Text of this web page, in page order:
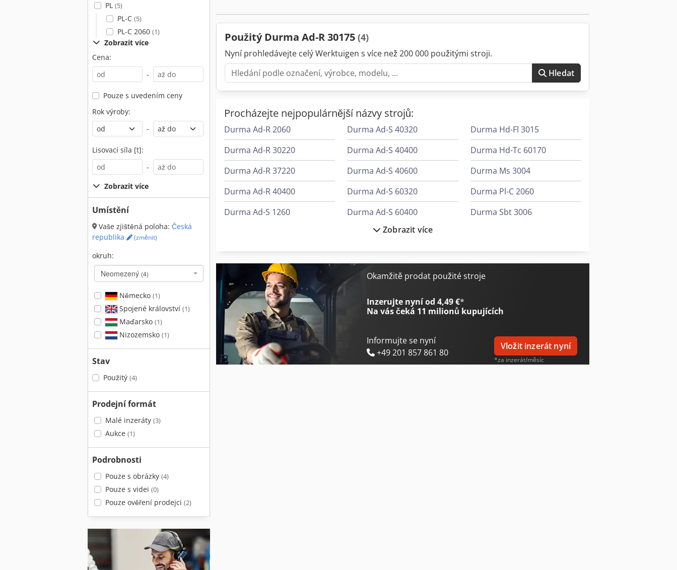
PL (5)
PL-C (5)
PL-C 2060 (1)
Zobrazit více
Cena:
-
Pouze s uvedením ceny
Rok výroby:
-
Lisovací síla [t]:
-
Zobrazit více
Umístění
Vaše zjištěná poloha: Česká
republika
(změnit)
okruh:
Neomezený (4)
Německo (1)
Spojené království (1)
Maďarsko (1)
Nizozemsko (1)
Stav
Použitý (4)
Prodejní formát
Malé inzeráty (3)
Aukce (1)
Podrobnosti
Pouze s obrázky (4)
Pouze s videi (0)
Pouze ověření prodejci (2)
Použitý Durma Ad-R 30175 (4)
Nyní prohledávejte celý Werktuigen s více než 200 000 použitými stroji.
Hledat
Procházejte nejpopulárnější názvy strojů:
Durma Ad-R 2060
Durma Ad-R 30220
Durma Ad-R 37220
Durma Ad-R 40400
Durma Ad-S 1260
Durma Ad-S 30320
Durma Ad-S 40220
Durma Ad-S 40320
Durma Ad-S 40400
Durma Ad-S 40600
Durma Ad-S 60320
Durma Ad-S 60400
Durma Ad-S 60600
Durma Ad-Servo 30220
Durma Hd-Fl 3015
Durma Hd-Tc 60170
Durma Ms 3004
Durma Pl-C 2060
Durma Sbt 3006
Zobrazit více
Okamžitě prodat použité stroje
Inzerujte nyní od 4,49 €*
Na vás čeká 11 milionů kupujících
Informujte se nyní
+49 201 857 861 80
Vložit inzerát nyní
*za inzerát/měsíc